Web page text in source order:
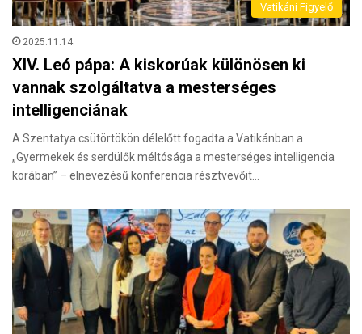
Vatikáni Figyelő
2025.11.14.
XIV. Leó pápa: A kiskorúak különösen ki
vannak szolgáltatva a mesterséges
intelligenciának
A Szentatya csütörtökön délelőtt fogadta a Vatikánban a
„Gyermekek és serdülők méltósága a mesterséges intelligencia
korában” – elnevezésű konferencia résztvevőit…